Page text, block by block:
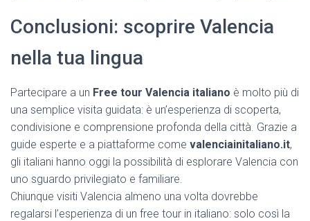
Conclusioni: scoprire Valencia
nella tua lingua
Partecipare a un Free tour Valencia italiano è molto più di
una semplice visita guidata: è un’esperienza di scoperta,
condivisione e comprensione profonda della città. Grazie a
guide esperte e a piattaforme come valenciainitaliano.it,
gli italiani hanno oggi la possibilità di esplorare Valencia con
uno sguardo privilegiato e familiare.
Chiunque visiti Valencia almeno una volta dovrebbe
regalarsi l’esperienza di un free tour in italiano: solo così la